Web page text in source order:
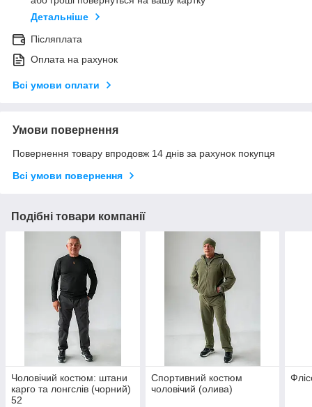
Детальніше
Післяплата
Оплата на рахунок
Всі умови оплати
Умови повернення
Повернення товару впродовж 14 днів за рахунок покупця
Всі умови повернення
Подібні товари компанії
Чоловічий костюм: штани
карго та лонгслів (чорний)
52
Спортивний костюм
чоловічий (олива)